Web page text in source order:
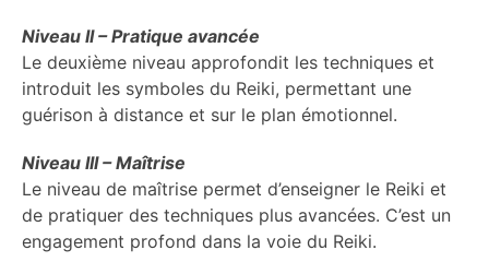
Niveau II – Pratique avancée
Le deuxième niveau approfondit les techniques et
introduit les symboles du Reiki, permettant une
guérison à distance et sur le plan émotionnel.
Niveau III – Maîtrise
Le niveau de maîtrise permet d’enseigner le Reiki et
de pratiquer des techniques plus avancées. C’est un
engagement profond dans la voie du Reiki.